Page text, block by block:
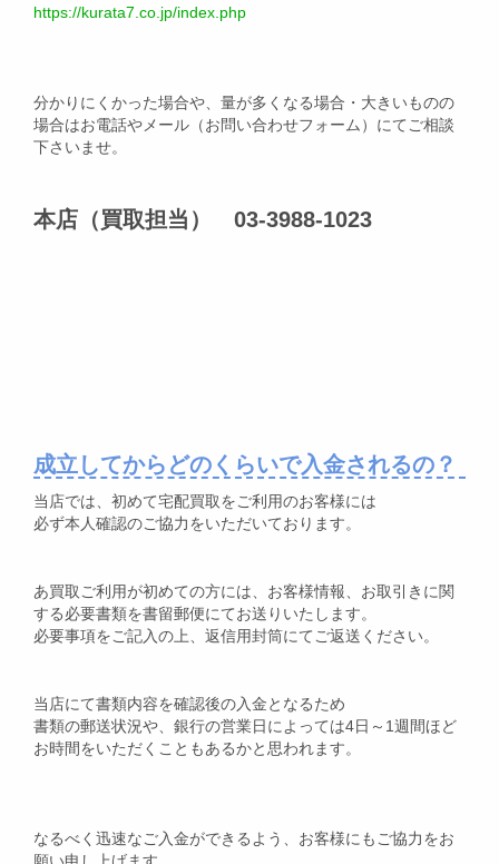
https://kurata7.co.jp/index.php
分かりにくかった場合や、量が多くなる場合・大きいものの
場合はお電話やメール（お問い合わせフォーム）にてご相談
下さいませ。
本店（買取担当） 03-3988-1023
成立してからどのくらいで入金されるの？
当店では、初めて宅配買取をご利用のお客様には
必ず本人確認のご協力をいただいております。
あ買取ご利用が初めての方には、お客様情報、お取引きに関
する必要書類を書留郵便にてお送りいたします。
必要事項をご記入の上、返信用封筒にてご返送ください。
当店にて書類内容を確認後の入金となるため
書類の郵送状況や、銀行の営業日によっては4日～1週間ほど
お時間をいただくこともあるかと思われます。
なるべく迅速なご入金ができるよう、お客様にもご協力をお